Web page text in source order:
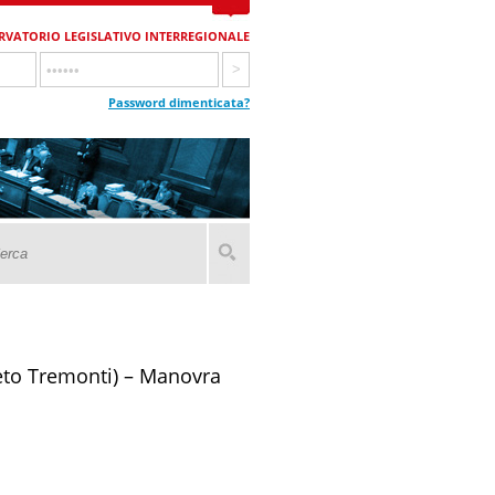
LEGISLATIVO INTERREGIONALE
Password dimenticata?
Tremonti) – Manovra